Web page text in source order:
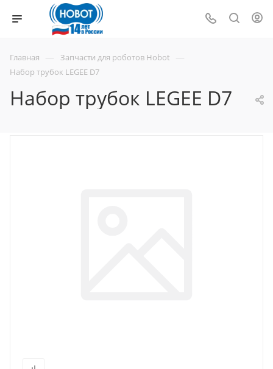
Главная — Запчасти для роботов Hobot —
Набор трубок LEGEE D7
Набор трубок LEGEE D7